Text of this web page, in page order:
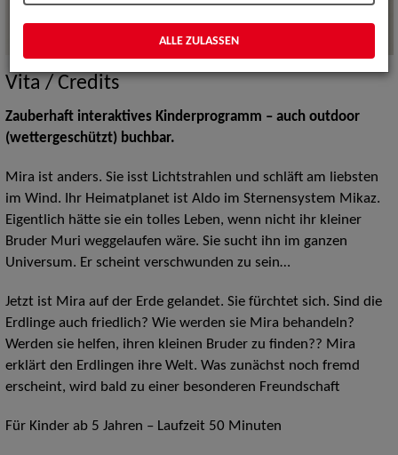
Vita / Credits
Zauberhaft interaktives Kinderprogramm – auch outdoor
(wettergeschützt) buchbar.
Mira ist anders. Sie isst Lichtstrahlen und schläft am liebsten
im Wind. Ihr Heimatplanet ist Aldo im Sternensystem Mikaz.
Eigentlich hätte sie ein tolles Leben, wenn nicht ihr kleiner
Bruder Muri weggelaufen wäre. Sie sucht ihn im ganzen
Universum. Er scheint verschwunden zu sein…
Jetzt ist Mira auf der Erde gelandet. Sie fürchtet sich. Sind die
Erdlinge auch friedlich? Wie werden sie Mira behandeln?
Werden sie helfen, ihren kleinen Bruder zu finden?? Mira
erklärt den Erdlingen ihre Welt. Was zunächst noch fremd
erscheint, wird bald zu einer besonderen Freundschaft
Für Kinder ab 5 Jahren – Laufzeit 50 Minuten
ALLE ZULASSEN